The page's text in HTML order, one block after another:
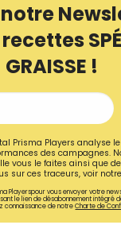
GRAISSE !
Prisma Players analyse
des campagnes.
vous le faites ainsi que
sur ces traceurs, voir notre
Playerspour vous envoyer votre
le lien de désabonnement intégré
connaissance de notreCharte de
!
Ainsi que